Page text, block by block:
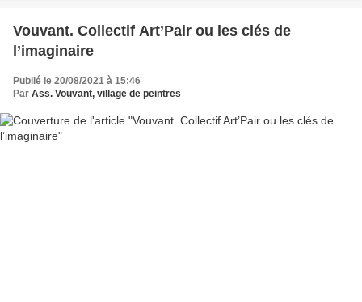
Vouvant. Collectif Art’Pair ou les clés de
l’imaginaire
Publié le 20/08/2021 à 15:46
Par Ass. Vouvant, village de peintres